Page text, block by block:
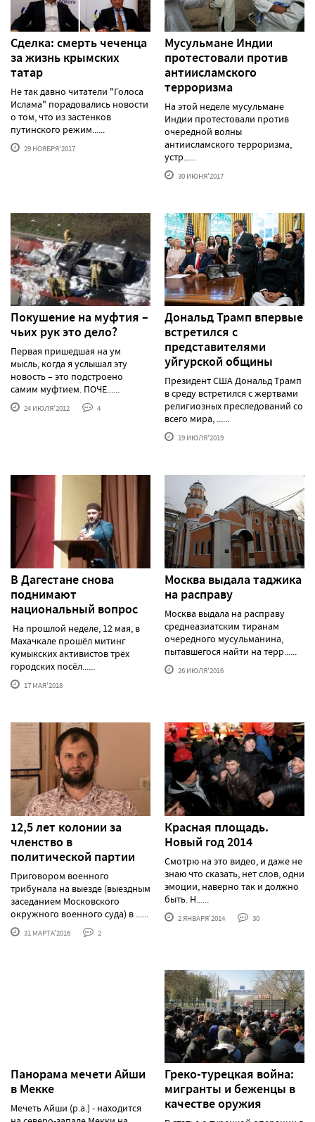
Сделка: смерть чеченца
за жизнь крымских
татар
Не так давно читатели "Голоса
Ислама" порадовались новости
о том, что из застенков
путинского режим......
29 НОЯБРЯ'2017
Мусульмане Индии
протестовали против
антиисламского
терроризма
На этой неделе мусульмане
Индии протестовали против
очередной волны
антиисламского терроризма,
устр......
30 ИЮНЯ'2017
Покушение на муфтия –
чьих рук это дело?
Первая пришедшая на ум
мысль, когда я услышал эту
новость – это подстроено
самим муфтием. ПОЧЕ......
24 ИЮЛЯ'2012 4
Дональд Трамп впервые
встретился с
представителями
уйгурской общины
Президент США Дональд Трамп
в среду встретился с жертвами
религиозных преследований со
всего мира, ......
19 ИЮЛЯ'2019
В Дагестане снова
поднимают
национальный вопрос
На прошлой неделе, 12 мая, в
Махачкале прошёл митинг
кумыкских активистов трёх
городских посёл......
17 МАЯ'2018
Москва выдала таджика
на расправу
Москва выдала на расправу
среднеазиатским тиранам
очередного мусульманина,
пытавшегося найти на терр......
26 ИЮЛЯ'2016
12,5 лет колонии за
членство в
политической партии
Приговором военного
трибунала на выезде (выездным
заседанием Московского
окружного военного суда) в ......
31 МАРТА'2016 2
Красная площадь.
Новый год 2014
Смотрю на это видео, и даже не
знаю что сказать, нет слов, одни
эмоции, наверно так и должно
быть. Н......
2 ЯНВАРЯ'2014 30
Панорама мечети Айши
в Мекке
Мечеть Айши (р.а.) - находится
Греко-турецкая война:
мигранты и беженцы в
качестве оружия